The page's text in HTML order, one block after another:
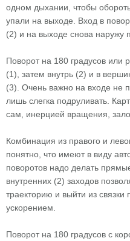
одном дыхании, чтобы
упали на выходе. Вход в
(2) и на выходе снова наружу
Поворот на 180 градусов или
(1), затем внутрь (2) и в
(3). Очень важно на входе не
лишь слегка подруливать.
сам, инерцией вращения,
Комбинация из правого и
понятно, что имеют в виду
поворотов надо делать
внутренних (2) заходов
траекторию и выйти из
ускорением.
Поворот на 180 градусов с